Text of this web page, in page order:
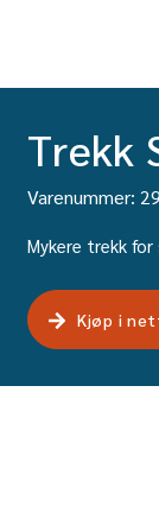
Trekk
Varenummer:
Mykere trekk
Kjøp i